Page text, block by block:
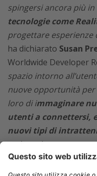
spingersi ancora più in
tecnologie come
progettare
ha dichiarato Susan
Worldwide Developer
spazio intorno
nuove opportunità
loro di immaginare
utenti a connettersi,
nuovi tipi di
vedere che cosa
sviluppatori”.